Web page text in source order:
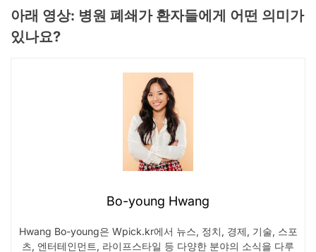
아래 영상: 병원 폐쇄가 환자들에게 어떤 의미가
있나요?
Bo-young Hwang
Hwang Bo-young은 Wpick.kr에서 뉴스, 정치, 경제, 기술, 스포
츠, 엔터테인먼트, 라이프스타일 등 다양한 분야의 소식을 다루